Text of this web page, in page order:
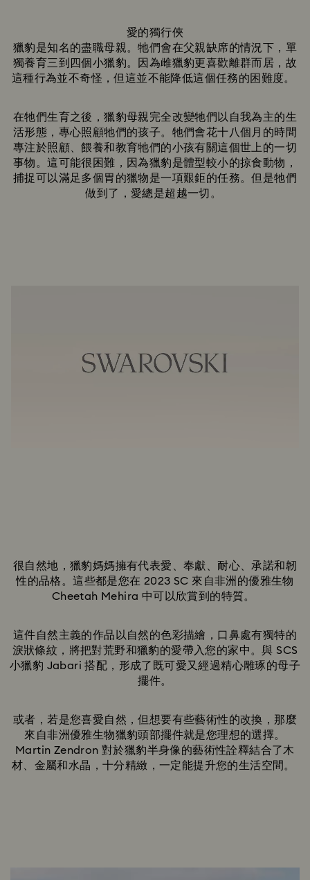
愛的獨行俠
獵豹是知名的盡職母親。牠們會在父親缺席的情況下，單
獨養育三到四個小獵豹。因為雌獵豹更喜歡離群而居，故
這種行為並不奇怪，但這並不能降低這個任務的困難度。
在牠們生育之後，獵豹母親完全改變牠們以自我為主的生
活形態，專心照顧牠們的孩子。牠們會花十八個月的時間
專注於照顧、餵養和教育牠們的小孩有關這個世上的一切
事物。這可能很困難，因為獵豹是體型較小的掠食動物，
捕捉可以滿足多個胃的獵物是一項艱鉅的任務。但是牠們
做到了，愛總是超越一切。
很自然地，獵豹媽媽擁有代表愛、奉獻、耐心、承諾和韌
性的品格。這些都是您在 2023 SC 來自非洲的優雅生物
Cheetah Mehira 中可以欣賞到的特質。
這件自然主義的作品以自然的色彩描繪，口鼻處有獨特的
淚狀條紋，將把對荒野和獵豹的愛帶入您的家中。與 SCS
小獵豹 Jabari 搭配，形成了既可愛又經過精心雕琢的母子
擺件。
或者，若是您喜愛自然，但想要有些藝術性的改換，那麼
來自非洲優雅生物獵豹頭部擺件就是您理想的選擇。
Martin Zendron 對於獵豹半身像的藝術性詮釋結合了木
材、金屬和水晶，十分精緻，一定能提升您的生活空間。